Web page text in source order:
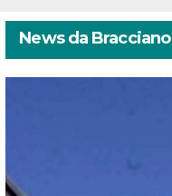
News da Bracciano